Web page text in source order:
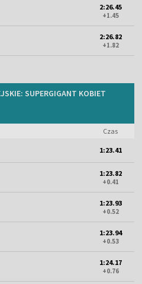
2:26.45
+1.45
2:26.82
+1.82
SUPERGIGANT KOBIET
Czas
1:23.41
1:23.82
+0.41
1:23.93
+0.52
1:23.94
+0.53
1:24.17
+0.76